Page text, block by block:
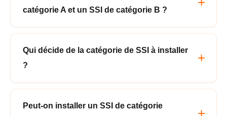
catégorie A et un SSI de catégorie B ?
Qui décide de la catégorie de SSI à installer
?
Peut-on installer un SSI de catégorie